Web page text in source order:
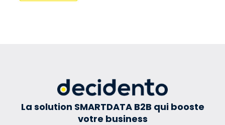
La solution SMARTDATA B2B qui booste
votre business